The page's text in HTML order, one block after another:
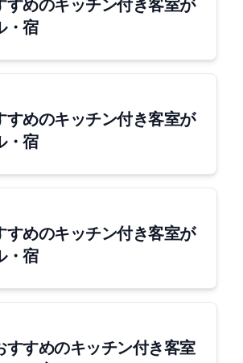
すめのキッチン付き客室が
・宿
すめのキッチン付き客室が
・宿
すめのキッチン付き客室が
・宿
すすめのキッチン付き客室